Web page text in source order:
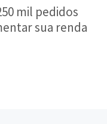
mil pedidos
sua renda